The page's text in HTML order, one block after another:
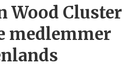
Wood Cluster
medlemmer